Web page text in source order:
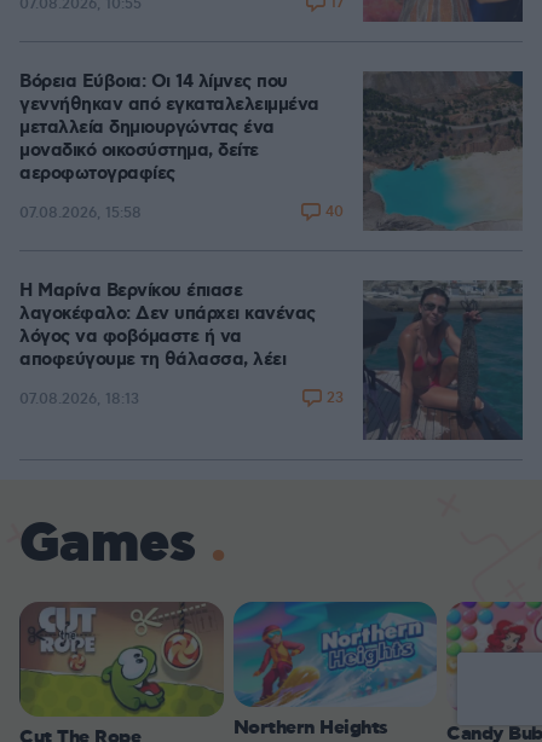
07.08.2026, 10:55
Βόρεια Εύβοια: Οι 14 λίμνες που
γεννήθηκαν από εγκαταλελειμμένα
μεταλλεία δημιουργώντας ένα
μοναδικό οικοσύστημα, δείτε
αεροφωτογραφίες
07.08.2026, 15:58 40
Η Μαρίνα Βερνίκου έπιασε
λαγοκέφαλο: Δεν υπάρχει κανένας
λόγος να φοβόμαστε ή να
αποφεύγουμε τη θάλασσα, λέει
07.08.2026, 18:13 23
Games
Northern Heights Candy